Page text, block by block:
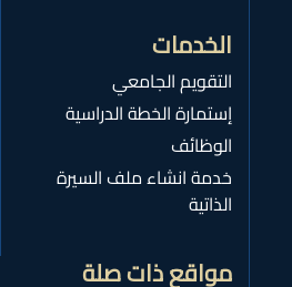
الخدمات
التقويم الجامعي
إستمارة الخطة الدراسية
الوظائف
خدمة انشاء ملف السيرة
الذاتية
مواقع ذات صلة